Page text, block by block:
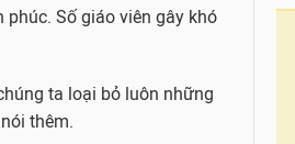
Số giáo viên gây khó
ta loại bỏ luôn những
thêm.